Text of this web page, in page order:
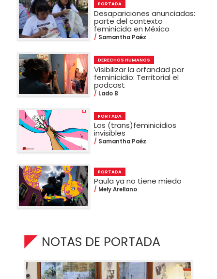
PORTADA
Desapariciones anunciadas:
parte del contexto
feminicida en México
Samantha Paéz
DERECHOS HUMANOS
Visibilizar la orfandad por
feminicidio: Territorial el
podcast
Lado B
PORTADA
Los (trans)feminicidios
invisibles
Samantha Paéz
PORTADA
Paula ya no tiene miedo
Mely Arellano
NOTAS DE PORTADA